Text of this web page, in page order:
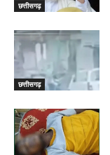
छत्तीसगढ़
छत्तीसगढ़